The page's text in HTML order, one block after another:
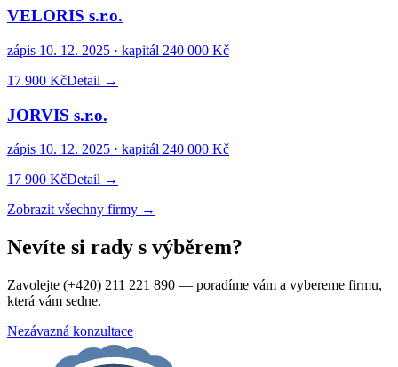
VELORIS s.r.o.
zápis 10. 12. 2025 · kapitál 240 000 Kč
17 900 KčDetail →
JORVIS s.r.o.
zápis 10. 12. 2025 · kapitál 240 000 Kč
17 900 KčDetail →
Zobrazit všechny firmy →
Nevíte si rady s výběrem?
Zavolejte (+420) 211 221 890 — poradíme vám a vybereme firmu,
která vám sedne.
Nezávazná konzultace